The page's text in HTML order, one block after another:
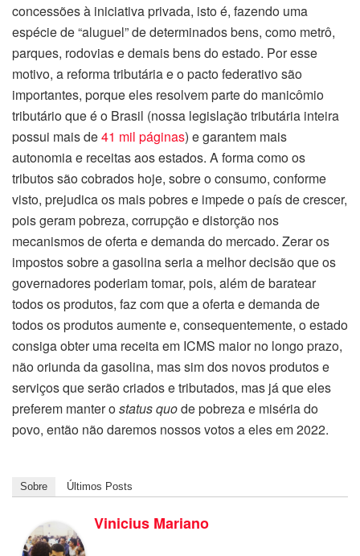
concessões à iniciativa privada, isto é, fazendo uma
espécie de “aluguel” de determinados bens, como metrô,
parques, rodovias e demais bens do estado. Por esse
motivo, a reforma tributária e o pacto federativo são
importantes, porque eles resolvem parte do manicômio
tributário que é o Brasil (nossa legislação tributária inteira
possui mais de41 mil páginas) e garantem mais
autonomia e receitas aos estados. A forma como os
tributos são cobrados hoje, sobre o consumo, conforme
visto, prejudica os mais pobres e impede o país de crescer,
pois geram pobreza, corrupção e distorção nos
mecanismos de oferta e demanda do mercado. Zerar os
impostos sobre a gasolina seria a melhor decisão que os
governadores poderiam tomar, pois, além de baratear
todos os produtos, faz com que a oferta e demanda de
todos os produtos aumente e, consequentemente, o estado
consiga obter uma receita em ICMS maior no longo prazo,
não oriunda da gasolina, mas sim dos novos produtos e
serviços que serão criados e tributados, mas já que eles
preferem manter ostatus quode pobreza e miséria do
povo, então não daremos nossos votos a eles em 2022.
Sobre Últimos Posts
Vinicius Mariano